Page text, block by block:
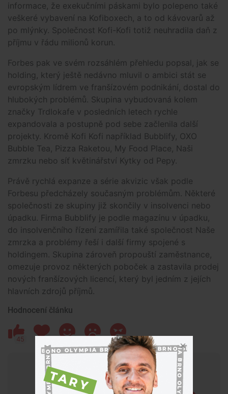
informace, že exekučními páskami bylo polepeno také
veškeré vybavení na Kofiboxech, a to od kávovarů až
po mlýnky. Společnost Kofi-Kofi totiž neuhradila daň z
příjmu v řádu milionů korun.
Forbes pak ve svém rozsáhlém přehledu popsal, jak se
holding, který ještě nedávno mluvil o ambici stát se
evropským lídrem ve franšízovém podnikání, dostal do
hlubokých problémů. Skupina vybudovaná kolem
značky Trdlokafe v posledních letech rychle
expandovala a postupně pod sebe začlenila další
projekty. Kromě Kofi Kofi například Bubblify, OXO
Bubble Tea, Pizza Raketou, My Food Place, Naši
zmrzku nebo síť květinářství Kytky od Pepy.
Právě rychlá expanze a série akvizic však podle
Forbesu předcházely současným problémům. Některé
společnosti ze skupiny již skončily v insolvenci nebo
úpadku. Firma Bubblify je podle magazínu v úpadku,
do insolvenčního řízení zamířila také společnost Naše
zmrzka a problémy řeší i další firmy spojené s
holdingem. Skupina zároveň propouští zaměstnance,
omezuje provoz některých poboček a zastavila prodej
nových franšízových licencí, který byl jedním z jejích
hlavních zdrojů příjmů.
Hodnocení článku
45 13
Chceš mít přehled o tom, co se
děje kolem tebe?